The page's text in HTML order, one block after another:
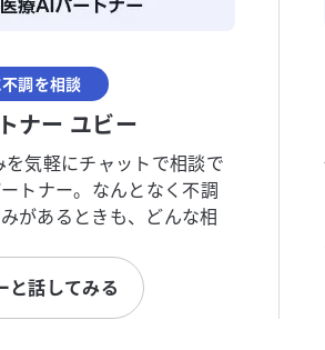
調を相談
ナー ユビー
気軽にチャットで相談で
トナー。なんとなく不調
があるときも、どんな相
と話してみる